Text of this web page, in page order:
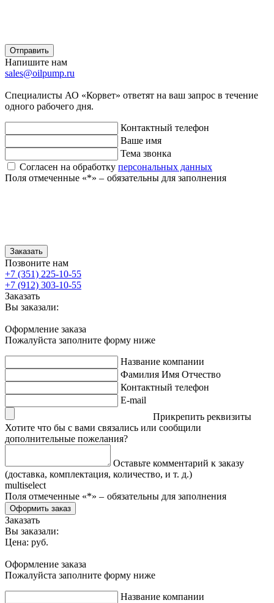
Отправить
Напишите нам
sales@oilpump.ru
Специалисты АО «Корвет» ответят на ваш запрос в течение
одного рабочего дня.
Контактный телефон
Ваше имя
Тема звонка
Согласен на обработку персональных данных
Поля отмеченные «*» ‒ обязательны для заполнения
Заказать
Позвоните нам
+7 (351) 225-10-55
+7 (912) 303-10-55
Заказать
Вы заказали:
Оформление заказа
Пожалуйста заполните форму ниже
Название компании
Фамилия Имя Отчество
Контактный телефон
E-mail
Прикрепить реквизиты
Хотите что бы с вами связались или сообщили
дополнительные пожелания?
Оставьте комментарий к заказу
(доставка, комплектация, количество, и т. д.)
multiselect
Поля отмеченные «*» ‒ обязательны для заполнения
Оформить заказ
Заказать
Вы заказали:
Цена: руб.
Оформление заказа
Пожалуйста заполните форму ниже
Название компании